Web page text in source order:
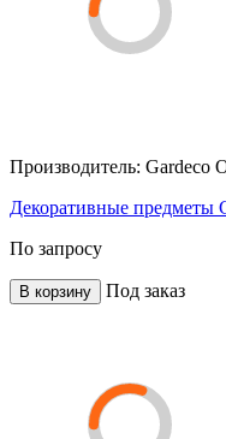
Производитель: Gardeco
Декоративные предметы
По запросу
В корзину Под заказ